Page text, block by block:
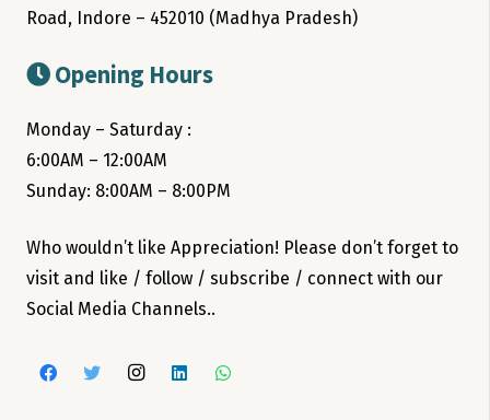
Road, Indore – 452010 (Madhya Pradesh)
Opening Hours
Monday – Saturday :
6:00AM – 12:00AM
Sunday: 8:00AM – 8:00PM
Who wouldn’t like Appreciation! Please don’t forget to
visit and like / follow / subscribe / connect with our
Social Media Channels..